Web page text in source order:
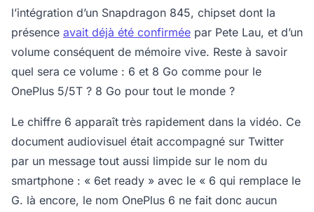
l’intégration d’un Snapdragon 845, chipset dont la
présence avait déjà été confirmée par Pete Lau, et d’un
volume conséquent de mémoire vive. Reste à savoir
quel sera ce volume : 6 et 8 Go comme pour le
OnePlus 5/5T ? 8 Go pour tout le monde ?
Le chiffre 6 apparaît très rapidement dans la vidéo. Ce
document audiovisuel était accompagné sur Twitter
par un message tout aussi limpide sur le nom du
smartphone : « 6et ready » avec le « 6 qui remplace le
G. là encore, le nom OnePlus 6 ne fait donc aucun